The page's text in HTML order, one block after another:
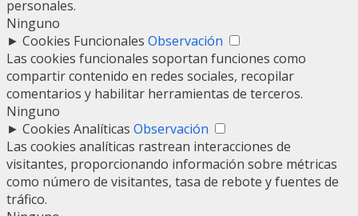
personales.
Ninguno
► Cookies Funcionales Observación
Las cookies funcionales soportan funciones como
compartir contenido en redes sociales, recopilar
comentarios y habilitar herramientas de terceros.
Ninguno
► Cookies Analíticas Observación
Las cookies analíticas rastrean interacciones de
visitantes, proporcionando información sobre métricas
como número de visitantes, tasa de rebote y fuentes de
tráfico.